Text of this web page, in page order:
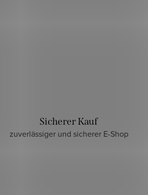
Sicherer Kauf
zuverlässiger und sicherer E-Shop